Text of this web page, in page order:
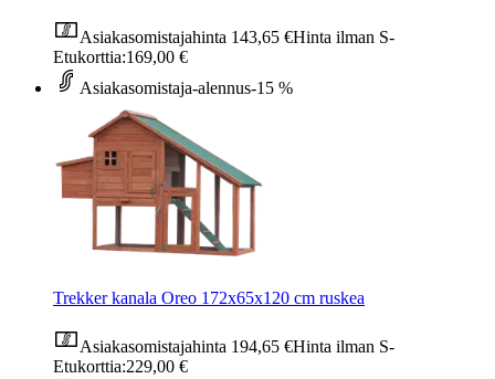
Asiakasomistajahinta 143,65 €Hinta ilman S-
Etukorttia:169,00 €
Asiakasomistaja-alennus-15 %
Trekker kanala Oreo 172x65x120 cm ruskea
Asiakasomistajahinta 194,65 €Hinta ilman S-
Etukorttia:229,00 €